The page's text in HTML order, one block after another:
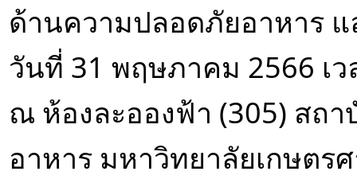
ด้านความปลอดภัยอาหาร
วันที่ 31 พฤษภาคม 2566 เ
ณ ห้องละอองฟ้า (305) ส
อาหาร มหาวิทยาลัยเกษตร